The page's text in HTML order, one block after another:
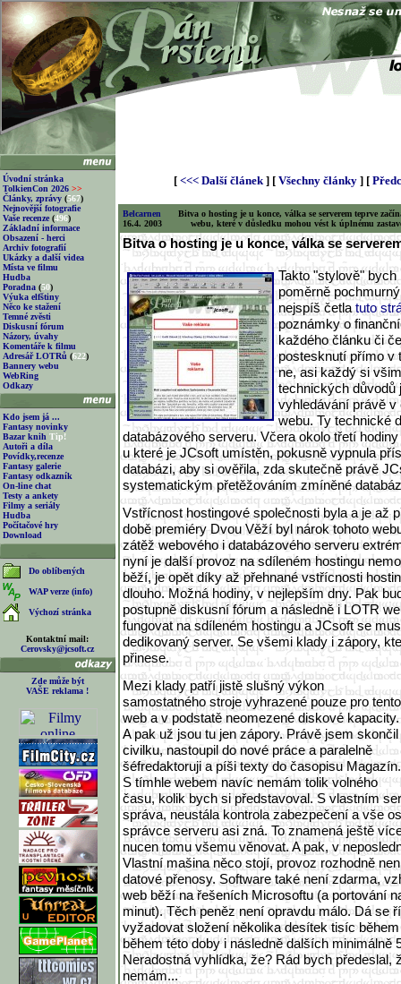
Úvodní stránka
TolkienCon 2026 >>
Články, zprávy (567)
Nejnovější fotografie
Vaše recenze (496)
Základní informace
Obsazení - herci
Archiv fotografií
Ukázky a další videa
Místa ve filmu
Hudba
Poradna (50)
Výuka elfštiny
Něco ke stažení
Temné zvěsti
Diskusní fórum
Názory, úvahy
Komentáře k filmu
Adresář LOTRů (622)
Bannery webu
WebRing
Odkazy
Kdo jsem já ...
Fantasy novinky
Bazar knih Tip!
Autoři a díla
Povídky,recenze
Fantasy galerie
Fantasy odkazník
On-line chat
Testy a ankety
Filmy a seriály
Hudba
Počítačové hry
Download
Do oblíbených
WAP verze (info)
Výchozí stránka
Kontaktní mail:
Cerovsky@jcsoft.cz
Zde může být
VAŠE reklama !
[ <<< Další článek] [ Všechny články ] [
Belcarnen
16.4. 2003
Bitva o hosting je u konce, válka se serverem teprve
webu, které v důsledku mohou vést k úplnému
Bitva o hosting je u konce, válka se
Takto "stylově" bych
poměrně
nejspíš četlatuto
poznámky o
každého článku či
postesknutí přímo v
ne, asi každý si
technických důvodů
vyhledávání právě
webu. Ty technické
databázového serveru. Včera okolo třetí
u které je JCsoft umístěn, pokusně vypnula
databázi, aby si ověřila, zda skutečně právě
systematickým přetěžováním zmíněné
Vstřícnost hostingové společnosti byla a je až
době premiéry Dvou Věží byl nárok tohoto
zátěž webového i databázového serveru
nyní je další provoz na sdíleném hostingu
běží, je opět díky až přehnané vstřícnosti
dlouho. Možná hodiny, v nejlepším dny. Pak
postupně diskusní fórum a následně i LOTR
fungovat na sdíleném hostingu a JCsoft se
dedikovaný server. Se všemi klady i zápory,
přinese.
Mezi klady patří jistě slušný výkon
samostatného stroje vyhrazené pouze pro tento
web a v podstatě neomezené diskové kapacity.
A pak už jsou tu jen zápory. Právě jsem skončil
civilku, nastoupil do nové práce a paralelně
šéfredaktoruji a píši texty do časopisu Magazín.
S tímhle webem navíc nemám tolik volného
času, kolik bych si představoval. S vlastním
správa, neustála kontrola zabezpečení a vše
správce serveru asi zná. To znamená ještě
nucen tomu všemu věnovat. A pak, v
Vlastní mašina něco stojí, provoz rozhodně
datové přenosy. Software také není zdarma,
web běží na řešeních Microsoftu (a portování
minut). Těch peněz není opravdu málo. Dá se
vyžadovat složení několika desítek tisíc
během této doby i následně dalších minimálně
Neradostná vyhlídka, že? Rád bych předeslal,
nemám...